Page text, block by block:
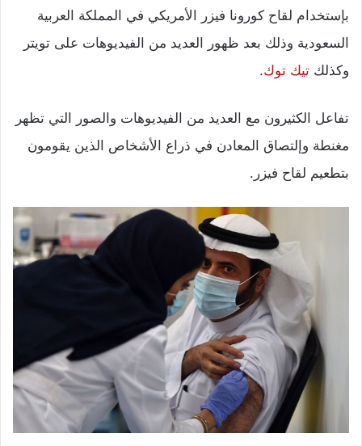
بإستخدام لقاح كورونا فيزر الأمريكي في المملكة العربية
السعودية وذلك بعد ظهور العديد من الفيديوهات على تويتر
وكذلك تيك توك.
تفاعل الكثيرون مع العديد من الفيديوهات والصور التي تظهر
مغنطة وإلتصاق المعادن في ذراع الأشخاص الذين يقومون
بتطعيم لقاح فيزر.